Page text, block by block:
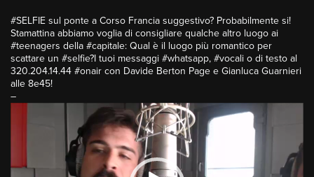
#SELFIE sul ponte a Corso Francia suggestivo? Probabilmente si!
Stamattina abbiamo voglia di consigliare qualche altro luogo ai
#teenagers della #capitale: Qual è il luogo più romantico per
scattare un #selfie?I tuoi messaggi #whatsapp, #vocali o di testo al
320.204.14.44 #onair con Davide Berton Page e Gianluca Guarnieri
alle 8e45!
–